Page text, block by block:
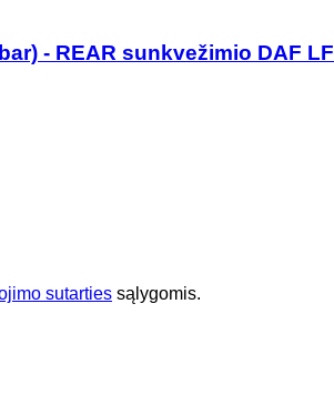
- REAR sunkvežimio DAF LF
sutarties sąlygomis.